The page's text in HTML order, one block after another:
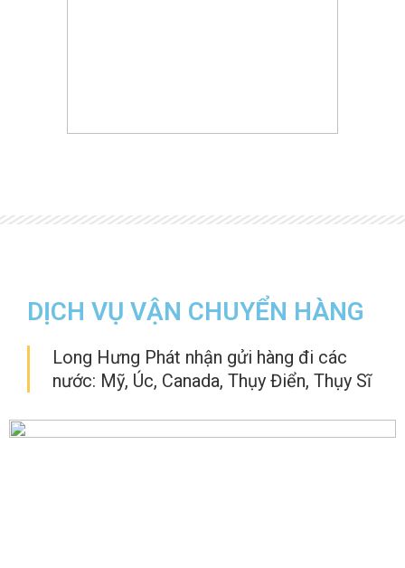
DỊCH VỤ VẬN CHUYỂN HÀNG
Long Hưng Phát nhận gửi hàng đi các
nước: Mỹ, Úc, Canada, Thụy Điển, Thụy Sĩ